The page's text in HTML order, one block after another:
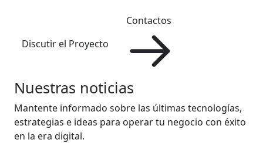
Discutir el Proyecto
Contactos
Nuestras noticias
Mantente informado sobre las últimas tecnologías,
estrategias e ideas para operar tu negocio con éxito
en la era digital.